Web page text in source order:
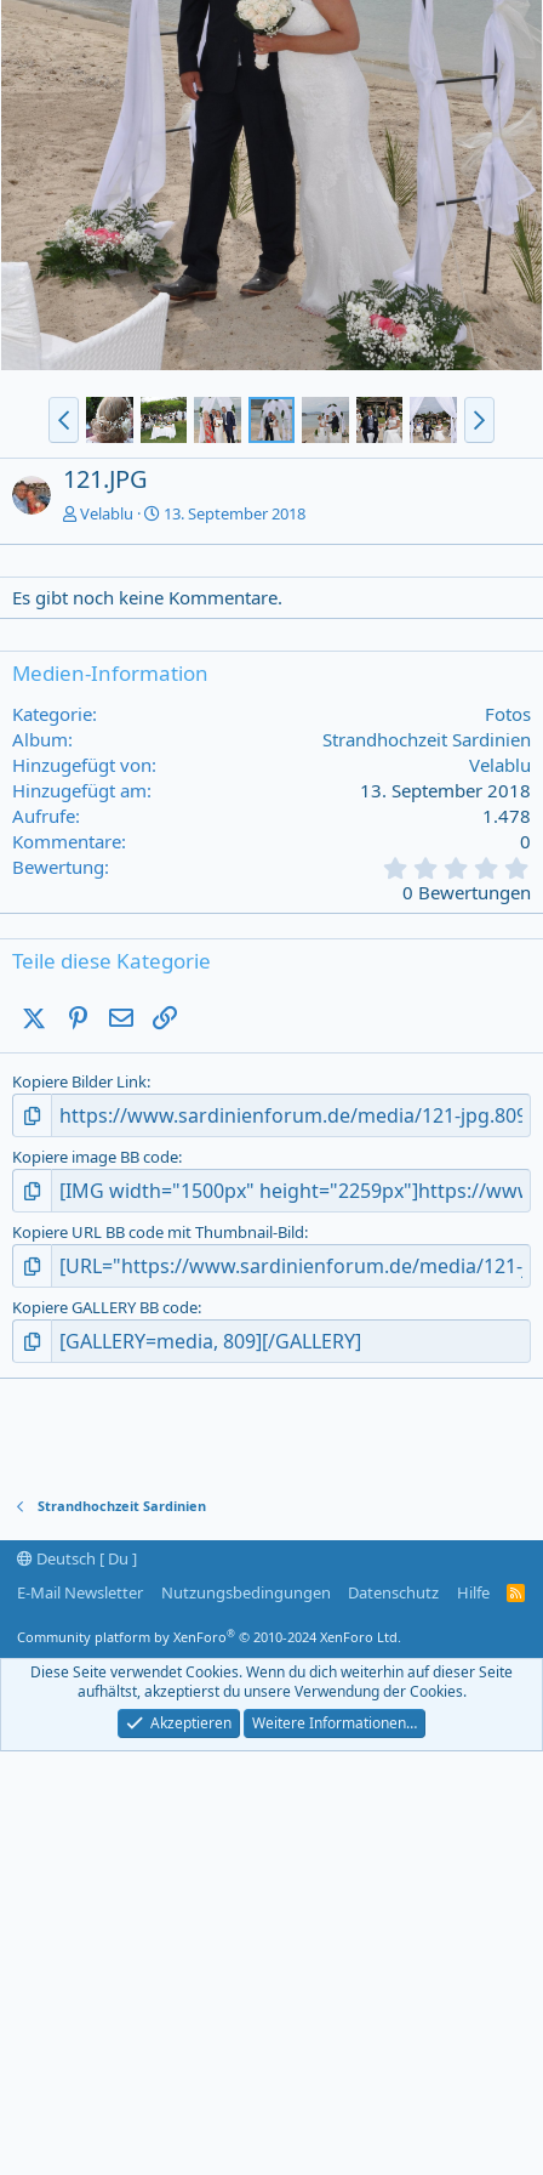
121.JPG
Velablu 13. September 2018
Es gibt noch keine Kommentare.
Medien-Information
Kategorie
Fotos
Album
Strandhochzeit Sardinien
Hinzugefügt von
Velablu
Hinzugefügt am
13. September 2018
Aufrufe
1.478
Kommentare
0
Bewertung
0
0
0 Bewertungen
Teile diese Kategorie
X (Twitter)Pinterest
E-Mail
Kopiere Bilder Link
Kopiere image BB code
Kopiere URL BB code mit Thumbnail-Bild
Kopiere GALLERY BB code
Strandhochzeit Sardinien
Deutsch [ Du ]
E-Mail Newsletter
Nutzungsbedingungen Datenschutz Hilfe
R
F
Community platform by XenForo® © 2010-2024 XenForo Ltd.
Diese Seite verwendet Cookies. Wenn du dich weiterhin auf dieser Seite
aufhältst, akzeptierst du unsere Verwendung der Cookies.
Akzeptieren
Weitere Informationen…